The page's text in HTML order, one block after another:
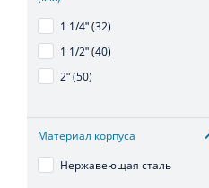
1 1/4ʺ (32)
1 1/2ʺ (40)
2ʺ (50)
Материал корпуса
Нержавеющая сталь